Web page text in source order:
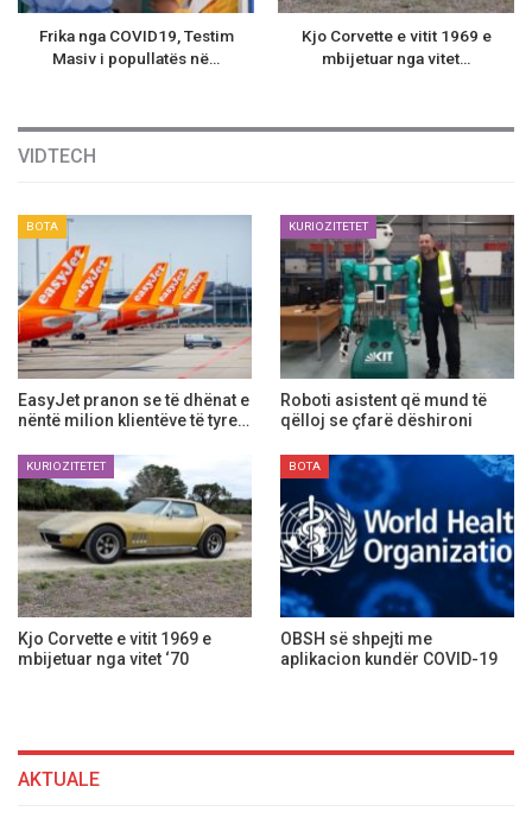
Frika nga COVID19, Testim
Masiv i popullatës në…
Kjo Corvette e vitit 1969 e
mbijetuar nga vitet…
VIDTECH
BOTA
EasyJet pranon se të dhënat e
nëntë milion klientëve të tyre…
KURIOZITETET
Roboti asistent që mund të
qëlloj se çfarë dëshironi
KURIOZITETET
Kjo Corvette e vitit 1969 e
mbijetuar nga vitet ‘70
BOTA
OBSH së shpejti me
aplikacion kundër COVID-19
AKTUALE